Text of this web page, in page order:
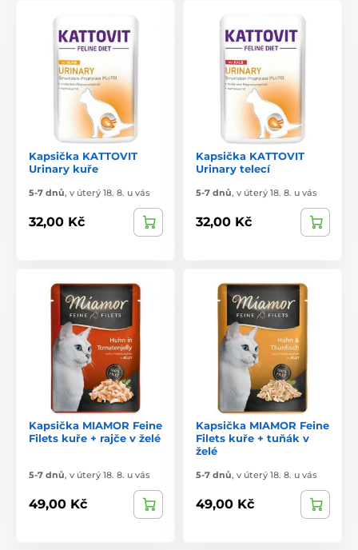
Kapsička KATTOVIT
Urinary kuře
5-7 dnů, v úterý 18. 8. u vás
32,00 Kč
Kapsička KATTOVIT
Urinary telecí
5-7 dnů, v úterý 18. 8. u vás
32,00 Kč
Kapsička MIAMOR Feine
Filets kuře + rajče v želé
5-7 dnů, v úterý 18. 8. u vás
49,00 Kč
Kapsička MIAMOR Feine
Filets kuře + tuňák v
želé
5-7 dnů, v úterý 18. 8. u vás
49,00 Kč